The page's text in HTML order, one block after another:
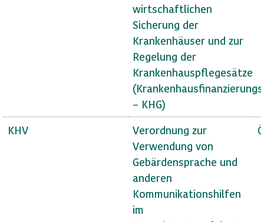
wirtschaftlichen
Sicherung der
Krankenhäuser und zur
Regelung der
Krankenhauspflegesätze
– KHG)
KHV
Verordnung zur
Verwendung von
Gebärdensprache und
anderen
Kommunikationshilfen
im